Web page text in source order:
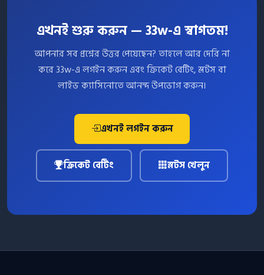
এখনই শুরু করুন — 33w-এ স্বাগতম!
আপনার সব প্রশ্নের উত্তর পেয়েছেন? তাহলে আর দেরি না
করে 33w-এ লগইন করুন এবং ক্রিকেট বেটিং, স্লটস বা
লাইভ ক্যাসিনোতে আনন্দ উপভোগ করুন।
এখনই লগইন করুন
ক্রিকেট বেটিং স্লটস খেলুন